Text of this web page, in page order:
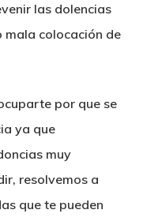
las dolencias
mala colocación de
por que se
ya que
muy
resolvemos a
que te pueden